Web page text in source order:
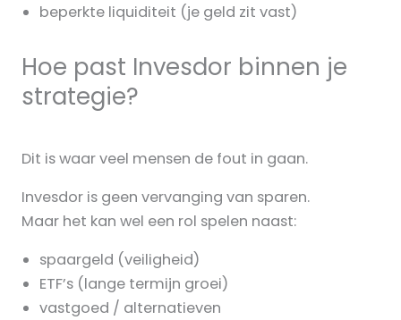
beperkte liquiditeit (je geld zit vast)
Hoe past Invesdor binnen je
strategie?
Dit is waar veel mensen de fout in gaan.
Invesdor is geen vervanging van sparen.
Maar het kan wel een rol spelen naast:
spaargeld (veiligheid)
ETF’s (lange termijn groei)
vastgoed / alternatieven